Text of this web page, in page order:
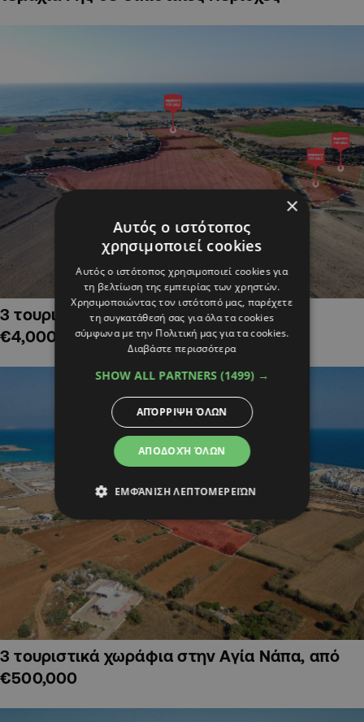
3 τουριστικά χωράφια στην Αλαμινό,
€4,000,000
3 τουριστικά χωράφια στην Αγία Νάπα, από
€500,000
×
Αυτός ο ιστότοπος
χρησιμοποιεί cookies
Αυτός ο ιστότοπος χρησιμοποιεί cookies για
τη βελτίωση της εμπειρίας των χρηστών.
Χρησιμοποιώντας τον ιστότοπό μας, παρέχετε
τη συγκατάθεσή σας για όλα τα cookies
σύμφωνα με την Πολιτική μας για τα cookies.
Διαβάστε περισσότερα
SHOW ALL PARTNERS (1499) →
ΑΠΟΔΟΧΉ ΌΛΩΝ
ΑΠΌΡΡΙΨΗ ΌΛΩΝ
ΕΜΦΆΝΙΣΗ ΛΕΠΤΟΜΕΡΕΙΏΝ